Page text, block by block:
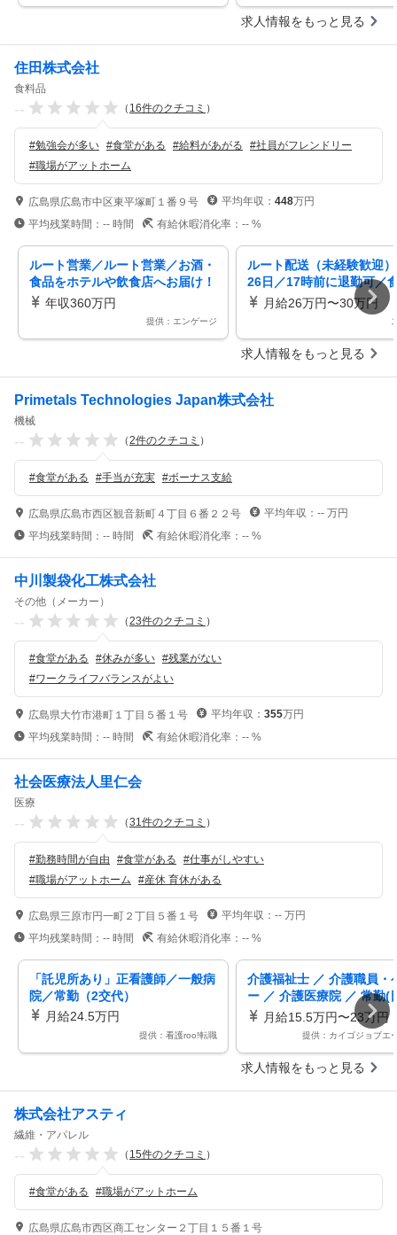
求人情報をもっと見る
住田株式会社
食料品
-- （ 16件のクチコミ ）
#勉強会が多い #食堂がある #給料があがる #社員がフレンドリー
#職場がアットホーム
広島県広島市中区東平塚町１番９号 平均年収： 448万円
平均残業時間： -- 時間 有給休暇消化率： -- %
ルート営業／ルート営業／お酒・
食品をホテルや飲食店へお届け！
商品のピッキング／積込／配送／
年収360万円
提供：エンゲージ
ルート配送（未経験歓迎
26日／17時前に退勤可／
住宅手当有／創業104年の
月給26万円〜30万円
求人情報をもっと見る
Primetals Technologies Japan株式会社
機械
-- （2件のクチコミ ）
#食堂がある #手当が充実 #ボーナス支給
広島県広島市西区観音新町４丁目６番２２号 平均年収： -- 万円
平均残業時間： -- 時間 有給休暇消化率： -- %
中川製袋化工株式会社
その他（メーカー）
-- （23件のクチコミ ）
#食堂がある #休みが多い #残業がない
#ワークライフバランスがよい
広島県大竹市港町１丁目５番１号 平均年収： 355万円
平均残業時間： -- 時間 有給休暇消化率： -- %
社会医療法人里仁会
医療
-- （31件のクチコミ ）
#勤務時間が自由 #食堂がある #仕事がしやすい
#職場がアットホーム #産休 育休がある
広島県三原市円一町２丁目５番１号 平均年収： -- 万円
平均残業時間： -- 時間 有給休暇消化率： -- %
「託児所あり」正看護師／一般病
院／常勤（2交代）
月給24.5万円
提供：看護roo!転職
介護福祉士 ／ 介護職員・
ー ／ 介護医療院 ／ 常勤(
勤) 月給15.5万円〜23万円
提供：カイゴジョブエ
求人情報をもっと見る
株式会社アスティ
繊維・アパレル
-- （ 15件のクチコミ ）
#食堂がある #職場がアットホーム
広島県広島市西区商工センター２丁目１５番１号